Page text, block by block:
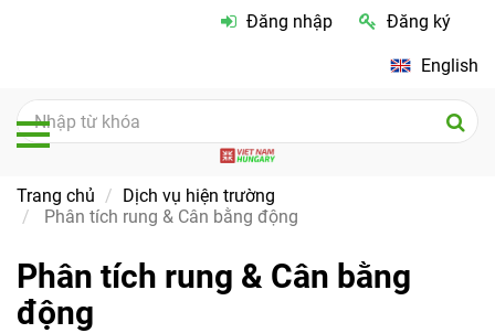
Phân tích rung & Cân bằng
động
Đăng nhập Đăng ký
English
Trang chủ
Dịch vụ hiện trường
Phân tích rung & Cân bằng động